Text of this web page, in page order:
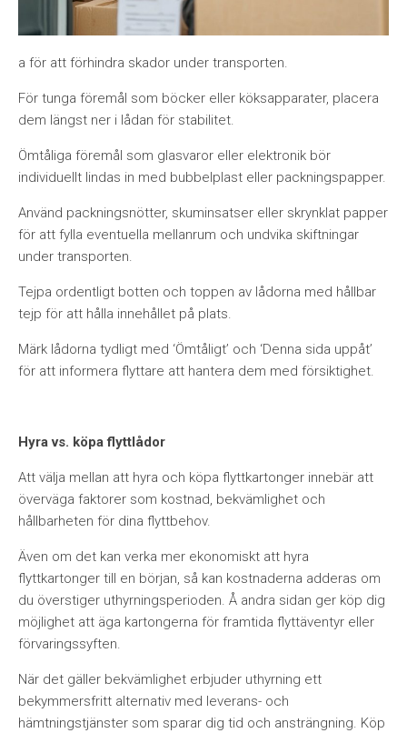
a för att förhindra skador under transporten.
För tunga föremål som böcker eller köksapparater, placera
dem längst ner i lådan för stabilitet.
Ömtåliga föremål som glasvaror eller elektronik bör
individuellt lindas in med bubbelplast eller packningspapper.
Använd packningsnötter, skuminsatser eller skrynklat papper
för att fylla eventuella mellanrum och undvika skiftningar
under transporten.
Tejpa ordentligt botten och toppen av lådorna med hållbar
tejp för att hålla innehållet på plats.
Märk lådorna tydligt med ‘Ömtåligt’ och ‘Denna sida uppåt’
för att informera flyttare att hantera dem med försiktighet.
Hyra vs. köpa flyttlådor
Att välja mellan att hyra och köpa flyttkartonger innebär att
överväga faktorer som kostnad, bekvämlighet och
hållbarheten för dina flyttbehov.
Även om det kan verka mer ekonomiskt att hyra
flyttkartonger till en början, så kan kostnaderna adderas om
du överstiger uthyrningsperioden. Å andra sidan ger köp dig
möjlighet att äga kartongerna för framtida flyttäventyr eller
förvaringssyften.
När det gäller bekvämlighet erbjuder uthyrning ett
bekymmersfritt alternativ med leverans- och
hämtningstjänster som sparar dig tid och ansträngning. Köp